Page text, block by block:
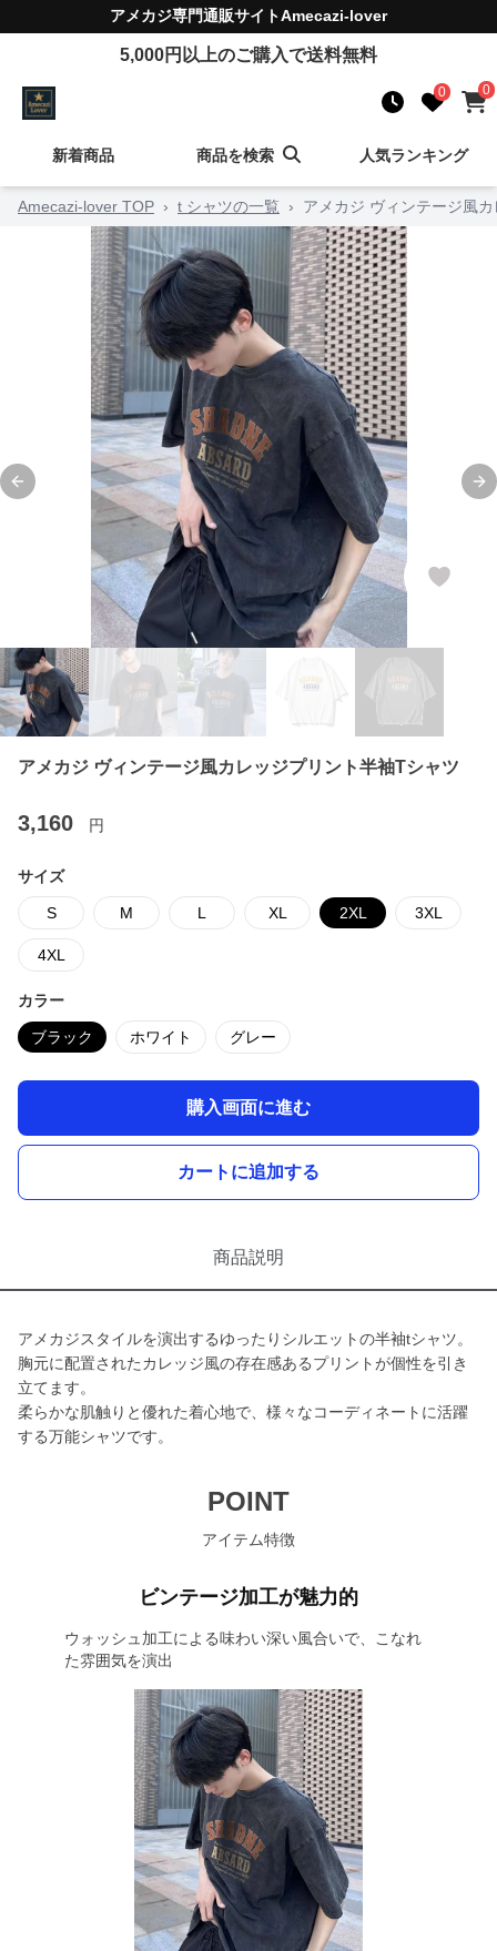
アメカジ専門通販サイトAmecazi-lover
5,000円以上のご購入で送料無料
0 0
新着商品 商品を検索 人気ランキング
Amecazi-lover TOP › t シャツの一覧 › アメカジ ヴィンテージ風
Previous slide
アメカジ ヴィンテージ風カレッジプリント半袖Tシャツ
3,160 円
サイズ
S M L XL 2XL 3XL
4XL
カラー
ブラック ホワイト グレー
購入画面に進む
カートに追加する
商品説明
アメカジスタイルを演出するゆったりシルエットの半袖tシャツ。
胸元に配置されたカレッジ風の存在感あるプリントが個性を引き
立てます。
柔らかな肌触りと優れた着心地で、様々なコーディネートに活躍
する万能シャツです。
POINT
アイテム特徴
ビンテージ加工が魅力的
ウォッシュ加工による味わい深い風合いで、こなれ
た雰囲気を演出